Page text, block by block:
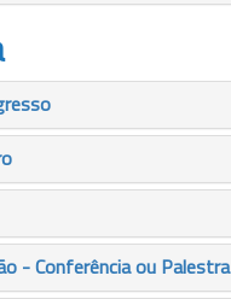
- Conferência ou Palestra